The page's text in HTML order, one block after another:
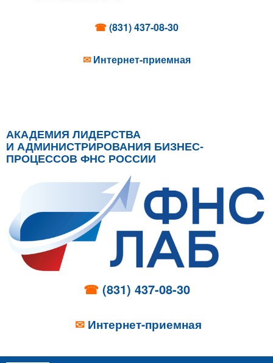
☎(831) 437-08-30
✉ Интернет-приемная
АКАДЕМИЯ ЛИДЕРСТВА
И АДМИНИСТРИРОВАНИЯ БИЗНЕС-
ПРОЦЕССОВ ФНС РОССИИ
☎ (831) 437-08-30
✉ Интернет-приемная